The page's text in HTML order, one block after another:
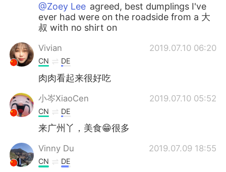
@Zoey Lee agreed, best dumplings I've
ever had were on the roadside from a 大
叔 with no shirt on
Vivian 2019.07.10 06:20
CN DE
肉肉看起来很好吃
小岑XiaoCen 2019.07.10 05:52
CN DE
来广州丫，美食😁很多
Vinny Du 2019.07.09 18:55
CN DE